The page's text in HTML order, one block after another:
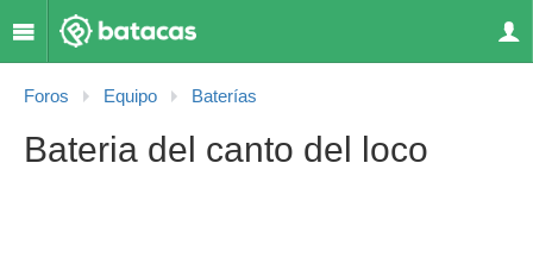
Foros Equipo Baterías
Bateria del canto del loco